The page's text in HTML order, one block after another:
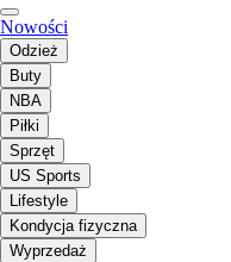
Nowości
Odzież
Buty
NBA
Piłki
Sprzęt
US Sports
Lifestyle
Kondycja fizyczna
Wyprzedaż